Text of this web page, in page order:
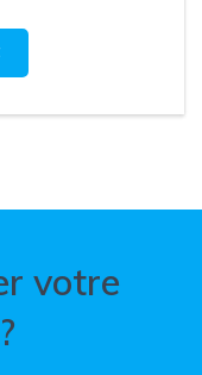
votre